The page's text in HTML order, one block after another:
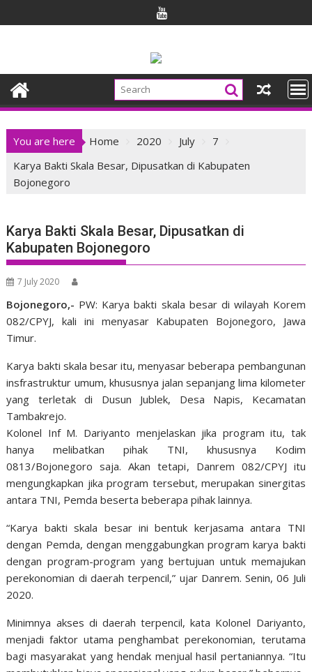
to
You are here Home 2020 July
7
Karya Bakti Skala Besar, Dipusatkan di Kabupaten
Bojonegoro
Karya Bakti Skala Besar, Dipusatkan di
Kabupaten Bojonegoro
7 July 2020
Bojonegoro,- PW: Karya bakti skala besar di wilayah Korem
082/CPYJ, kali ini menyasar Kabupaten Bojonegoro, Jawa
Timur.
Karya bakti skala besar itu, menyasar beberapa pembangunan
insfrastruktur umum, khususnya jalan sepanjang lima kilometer
yang terletak di Dusun Jublek, Desa Napis, Kecamatan
Tambakrejo.
Kolonel Inf M. Dariyanto menjelaskan jika program itu, tak
hanya melibatkan pihak TNI, khususnya Kodim
0813/Bojonegoro saja. Akan tetapi, Danrem 082/CPYJ itu
mengungkapkan jika program tersebut, merupakan sinergitas
antara TNI, Pemda beserta beberapa pihak lainnya.
“Karya bakti skala besar ini bentuk kerjasama antara TNI
dengan Pemda, dengan menggabungkan program karya bakti
dengan program-program yang bertujuan untuk memajukan
perekonomian di daerah terpencil,” ujar Danrem. Senin, 06 Juli
2020.
Minimnya akses di daerah terpencil, kata Kolonel Dariyanto,
menjadi faktor utama penghambat perekonomian, terutama
bagi masyarakat yang hendak menjual hasil pertaniannya. “Itu